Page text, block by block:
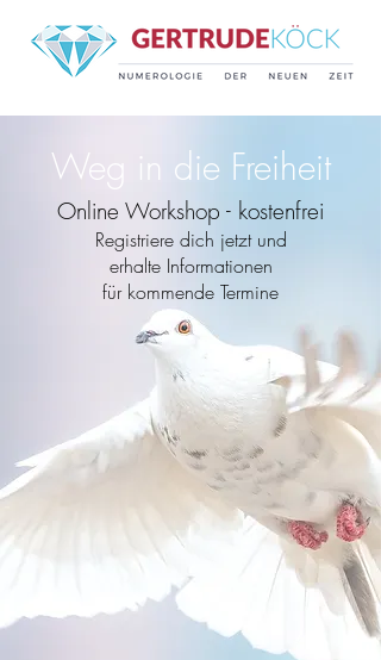
Weg in die Freiheit
Online Workshop - kostenfrei
Registriere dich jetzt und
erhalte Informationen
für kommende Termine